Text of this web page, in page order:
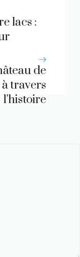
lacs :
de
travers
l’histoire